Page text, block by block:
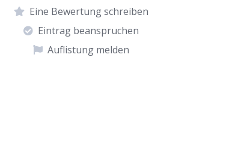
Eine Bewertung schreiben
Eintrag beanspruchen
Auflistung melden